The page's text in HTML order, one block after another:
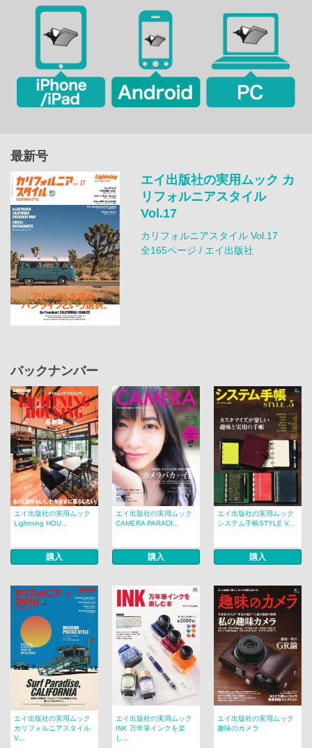
最新号
エイ出版社の実用ムック カ
リフォルニアスタイル
Vol.17
カリフォルニアスタイル Vol.17
全165ページ / エイ出版社
バックナンバー
エイ出版社の実用ムック
Lightning HOU...
購入
エイ出版社の実用ムック
CAMERA PARADI...
購入
エイ出版社の実用ムック
システム手帳STYLE V...
購入
エイ出版社の実用ムック
カリフォルニアスタイル
V...
エイ出版社の実用ムック
INK 万年筆インクを楽
し...
エイ出版社の実用ムック
趣味のカメラ